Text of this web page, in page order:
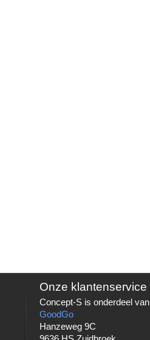
Onze klantenservice
Concept-S is onderdeel van
GoodGo
Hanzeweg 9C